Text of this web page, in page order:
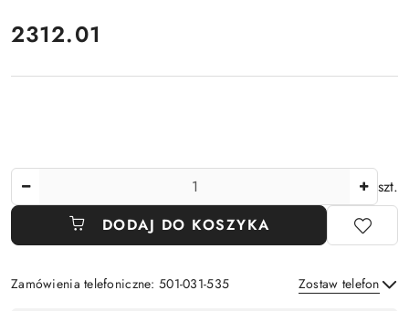
cena:
2312.01
szt.
DODAJ DO KOSZYKA
Zamówienia telefoniczne: 501-031-535 Zostaw telefon